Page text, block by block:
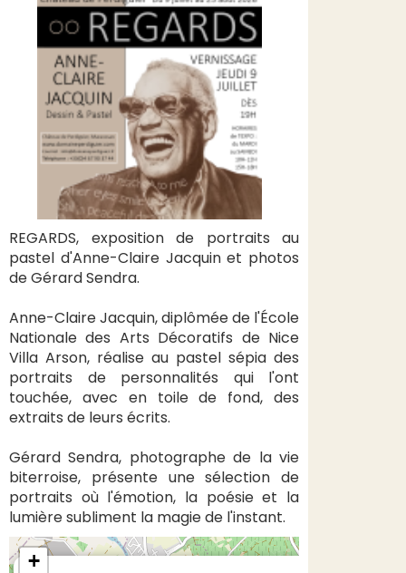
REGARDS, exposition de portraits au
pastel d'Anne-Claire Jacquin et photos
de Gérard Sendra.
Anne-Claire Jacquin, diplômée de l'École
Nationale des Arts Décoratifs de Nice
Villa Arson, réalise au pastel sépia des
portraits de personnalités qui l'ont
touchée, avec en toile de fond, des
extraits de leurs écrits.
Gérard Sendra, photographe de la vie
biterroise, présente une sélection de
portraits où l'émotion, la poésie et la
lumière subliment la magie de l'instant.
+